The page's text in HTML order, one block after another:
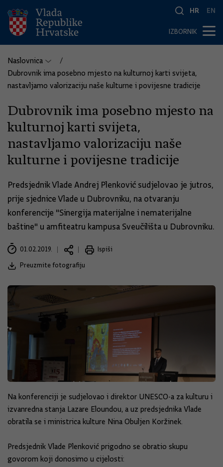
HR EN
IZBORNIK
Naslovnica
Dubrovnik ima posebno mjesto na kulturnoj karti svijeta,
nastavljamo valorizaciju naše kulturne i povijesne tradicije
Dubrovnik ima posebno mjesto na
kulturnoj karti svijeta,
nastavljamo valorizaciju naše
kulturne i povijesne tradicije
Predsjednik Vlade Andrej Plenković sudjelovao je jutros,
prije sjednice Vlade u Dubrovniku, na otvaranju
konferencije "Sinergija materijalne i nematerijalne
baštine" u amfiteatru kampusa Sveučilišta u Dubrovniku.
01.02.2019.
Ispiši
Preuzmite fotografiju
Na konferenciji je sudjelovao i direktor UNESCO-a za kulturu i
izvanredna stanja Lazare Eloundou, a uz predsjednika Vlade
obratila se i ministrica kulture Nina Obuljen Koržinek.
Predsjednik Vlade Plenković prigodno se obratio skupu
govorom koji donosimo u cijelosti: